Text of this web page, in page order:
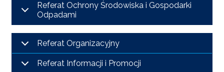
Referat Ochrony Środowiska i Gospodarki
Odpadami
Referat Organizacyjny
Referat Informacji i Promocji